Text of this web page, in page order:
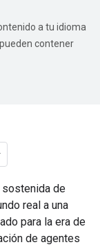
a tu idioma
contener
sostenida de
real a una
para la era de
de agentes